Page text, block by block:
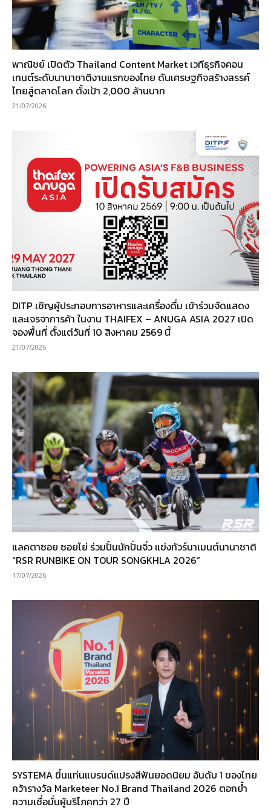
พาณิชย์ เปิดตัว Thailand Content Market เวทีธุรกิจคอน
เทนต์ระดับนานาชาติงานแรกของไทย ดันเศรษฐกิจสร้างสรรค์
ไทยสู่ตลาดโลก ตั้งเป้า 2,000 ล้านบาท
21/07/2026
DITP เชิญผู้ประกอบการอาหารและเครื่องดื่ม เข้าร่วมจัดแสดง
และเจรจาการค้า ในงาน THAIFEX – ANUGA ASIA 2027 เปิด
จองพื้นที่ ตั้งแต่วันที่ 10 สิงหาคม 2569 นี้
21/07/2026
แลคตาซอย ซอยโย่ ร่วมปั้นนักปั่นจิ๋ว แข่งทัวร์นาเมนต์นานาชาติ
“RSR RUNBIKE ON TOUR SONGKHLA 2026”
17/07/2026
SYSTEMA ขึ้นแท่นแบรนด์แปรงสีฟันยอดนิยม อันดับ 1 ของไทย
คว้ารางวัล Marketeer No.1 Brand Thailand 2026 ตอกย้ำ
ความเชื่อมั่นผู้บริโภคกว่า 27 ปี